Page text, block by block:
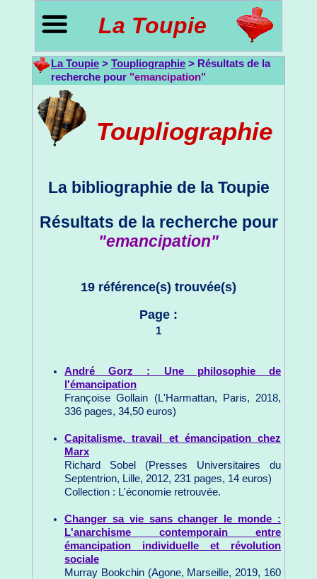
La Toupie
La Toupie > Toupliographie > Résultats de la
recherche pour "emancipation"
Toupliographie
La bibliographie de la Toupie
Résultats de la recherche pour
"emancipation"
19 référence(s) trouvée(s)
Page :
1
André Gorz : Une philosophie de
l'émancipation
Françoise Gollain (L'Harmattan, Paris, 2018,
336 pages, 34,50 euros)
Capitalisme, travail et émancipation chez
Marx
Richard Sobel (Presses Universitaires du
Septentrion, Lille, 2012, 231 pages, 14 euros)
Collection : L'économie retrouvée.
Changer sa vie sans changer le monde :
L'anarchisme contemporain entre
émancipation individuelle et révolution
sociale
Murray Bookchin (Agone, Marseille, 2019, 160